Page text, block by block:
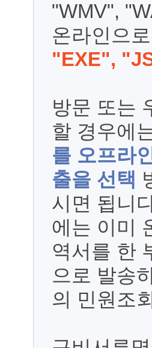
"WMV",
온라인으
"EXE",
방문 또는
할 경우에
를 오프라
출을 선택
시면 됩니
에는 이미
역서를 한
으로 발송
의 민원조